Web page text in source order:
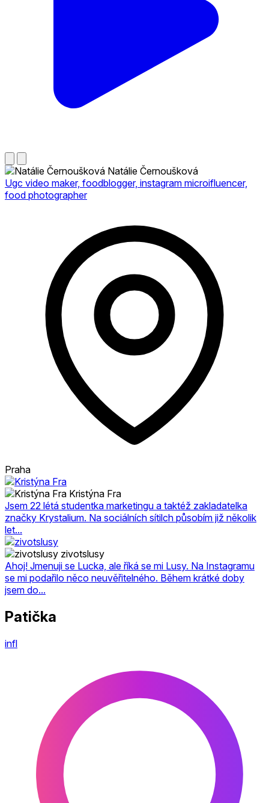
Natálie Černoušková
Ugc video maker, foodblogger, instagram microifluencer,
food photographer
Praha
Kristýna Fra
Jsem 22 létá studentka marketingu a taktéž zakladatelka
značky Krystalium. Na sociálních sítilch působím již několik
let...
zivotslusy
Ahoj! Jmenuji se Lucka, ale říká se mi Lusy. Na Instagramu
se mi podařilo něco neuvěřitelného. Během krátké doby
jsem do...
Patička
infl